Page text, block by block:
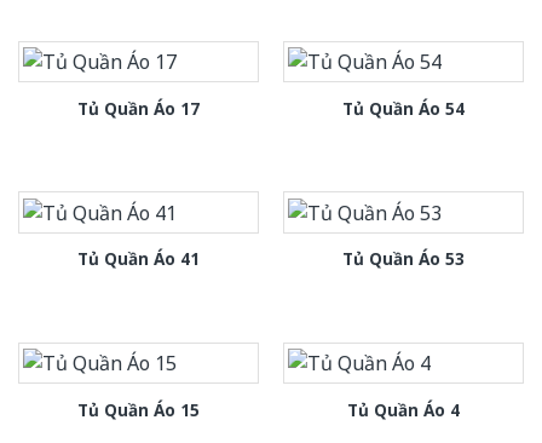
Tủ Quần Áo 17 Tủ Quần Áo 54
Tủ Quần Áo 41 Tủ Quần Áo 53
Tủ Quần Áo 15 Tủ Quần Áo 4